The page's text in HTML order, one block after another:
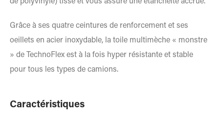
Grâce à ses quatre ceintures de renforcement et ses
oeillets en acier inoxydable, la toile multimèche « monstre
» de TechnoFlex est à la fois hyper résistante et stable
pour tous les types de camions.
Caractéristiques